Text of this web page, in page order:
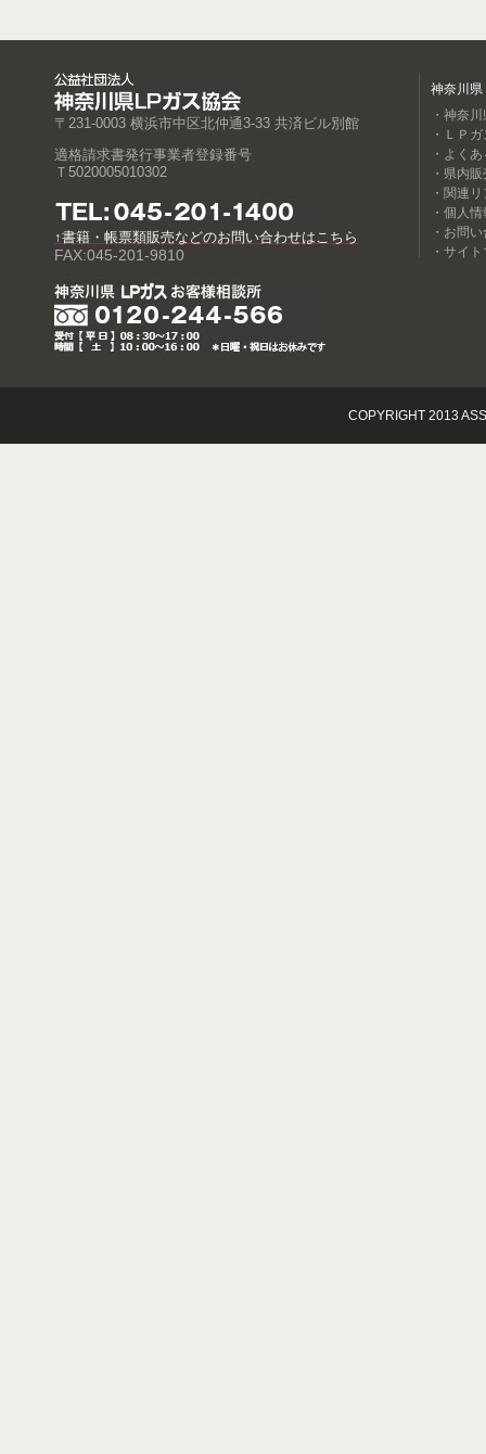
〒231-0003 横浜市中区北仲通3-33 共済ビル別館
適格請求書発行事業者登録番号
Ｔ5020005010302
↑書籍・帳票類販売などのお問い合わせはこちら
FAX:045-201-9810
神奈川県
・神奈
・ＬＰ
・よく
・県内
・関連
・個人
・お問
・サイ
COPYRIGHT 2013